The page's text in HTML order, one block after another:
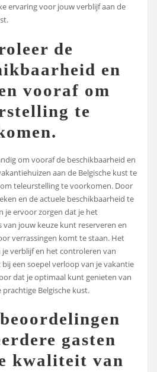
ervaring voor jouw verblijf aan de
de
en
vooraf om
te
om vooraf de beschikbaarheid en
aan de Belgische kust te
teleurstelling te voorkomen. Door
en de actuele beschikbaarheid te
je ervoor zorgen dat je het
van jouw keuze kunt reserveren en
verrassingen komt te staan. Het
je verblijf en het controleren van
een soepel verloop van je vakantie
dat je optimaal kunt genieten van
prachtige Belgische kust.
gasten
kwaliteit van